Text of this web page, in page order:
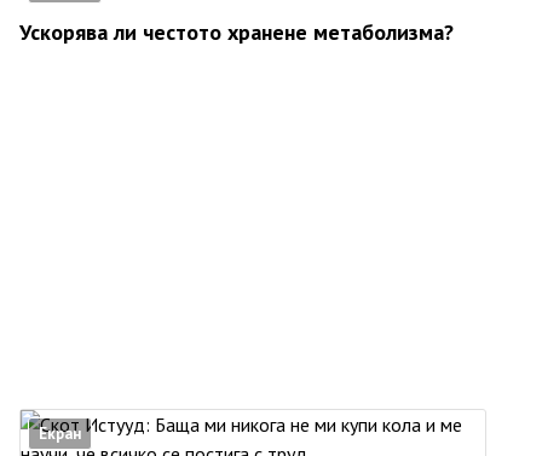
Ускорява ли честото хранене метаболизма?
Екран